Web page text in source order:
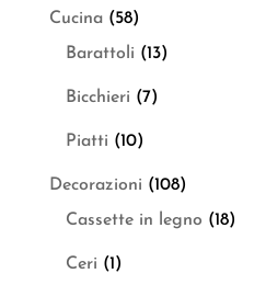
Cucina (58)
Barattoli (13)
Bicchieri (7)
Piatti (10)
Decorazioni (108)
Cassette in legno (18)
Ceri (1)